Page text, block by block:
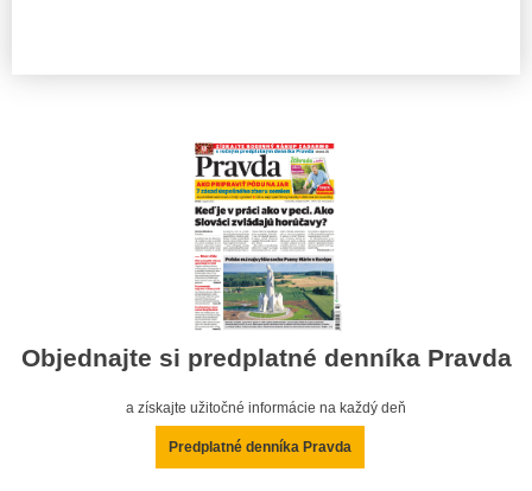
Objednajte si predplatné denníka Pravda
a získajte užitočné informácie na každý deň
Predplatné denníka Pravda